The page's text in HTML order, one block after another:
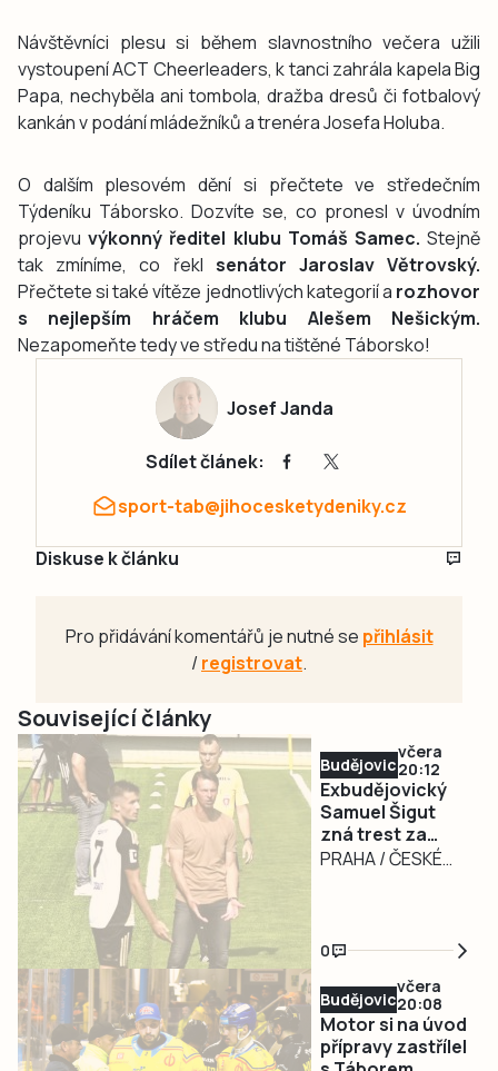
Návštěvníci plesu si během slavnostního večera užili
vystoupení ACT Cheerleaders, k tanci zahrála kapela Big
Papa, nechyběla ani tombola, dražba dresů či fotbalový
kankán v podání mládežníků a trenéra Josefa Holuba.
O dalším plesovém dění si přečtete ve středečním
Týdeníku Táborsko. Dozvíte se, co pronesl v úvodním
projevuvýkonný ředitel klubu Tomáš Samec. Stejně
tak zmíníme, co řekl senátor Jaroslav Větrovský.
Přečtete si také vítěze jednotlivých kategorií a rozhovor
s nejlepším hráčem klubu Alešem Nešickým.
Nezapomeňte tedy ve středu na tištěné Táborsko!
Josef Janda
Sdílet článek:
sport-tab@jihocesketydeniky.cz
Diskuse k článku
Pro přidávání komentářů je nutné se přihlásit
/registrovat.
Související články
Budějovicko
včera
20:12
Exbudějovický
Samuel Šigut
zná trest za
úplatkářskou
PRAHA / ČESKÉ
kariéře, dneska už
měl být hráčem
Slavie Praha,
místo toho si
dlouho nezahraje.
0
Budějovicko
včera
20:08
Motor si na úvod
přípravy zastřílel